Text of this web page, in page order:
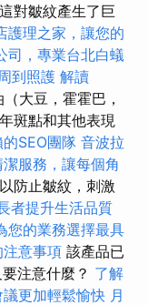
對皺紋產生了巨
護理之家，讓您的
司，專業台北白蟻
到照護 解讀
大豆，霍霍巴，
斑點和其他表現
SEO團隊 音波拉
潔服務，讓每個角
防止皺紋，刺激
者提升生活品質
您的業務選擇最具
意事項 該產品已
注意什麼？ 了解
更加輕鬆愉快 月